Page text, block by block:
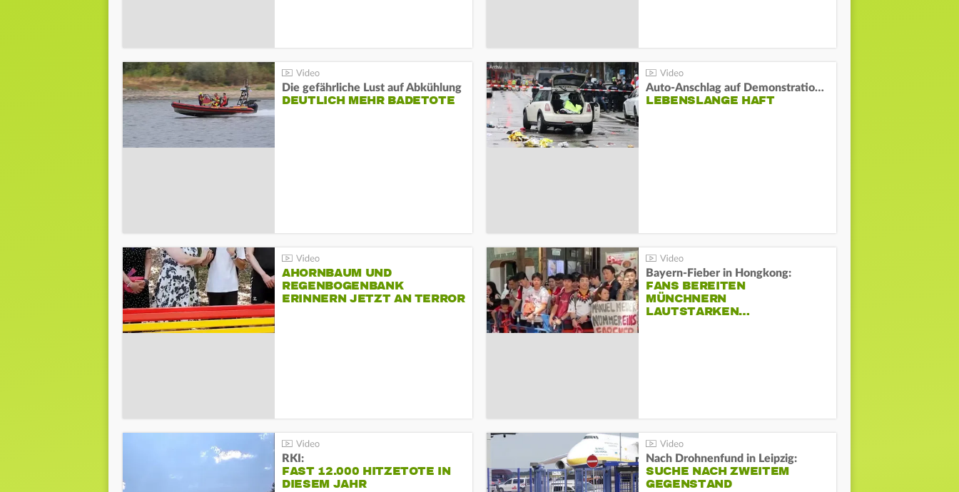
Die gefährliche Lust auf Abkühlung
DEUTLICH MEHR BADETOTE
Auto-Anschlag auf Demonstration in München:
LEBENSLANGE HAFT
AHORNBAUM UND
REGENBOGENBANK
ERINNERN JETZT AN TERROR
Bayern-Fieber in Hongkong:
FANS BEREITEN
MÜNCHNERN
LAUTSTARKEN…
RKI:
FAST 12.000 HITZETOTE IN
DIESEM JAHR
Nach Drohnenfund in Leipzig:
SUCHE NACH ZWEITEM
GEGENSTAND